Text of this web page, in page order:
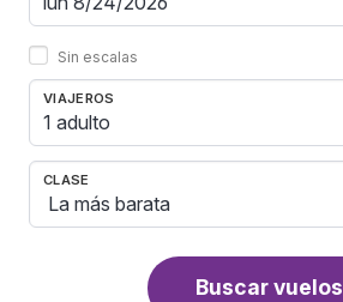
Sin escalas
VIAJEROS
1 adulto
CLASE
Buscar vuelos